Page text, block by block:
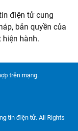
điện tử cung
bản quyền của
hành.
trên mạng.
tin điện tử. All Rights